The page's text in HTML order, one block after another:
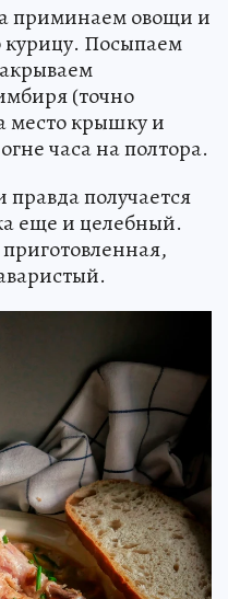
приминаем овощи и
курицу. Посыпаем
(точно
место крышку и
часа на полтора.
правда получается
еще и целебный.